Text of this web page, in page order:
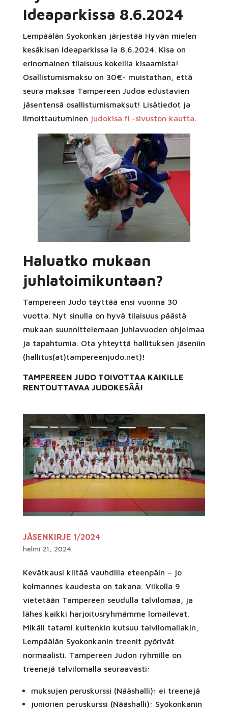
Ideaparkissa 8.6.2024
Lempäälän Syokonkan järjestää Hyvän mielen
kesäkisan Ideaparkissa la 8.6.2024. Kisa on
erinomainen tilaisuus kokeilla kisaamista!
Osallistumismaksu on 30€- muistathan, että
seura maksaa Tampereen Judoa edustavien
jäsentensä osallistumismaksut! Lisätiedot ja
ilmoittautuminen judokisa.fi -sivuston kautta.
Haluatko mukaan
juhlatoimikuntaan?
Tampereen Judo täyttää ensi vuonna 30
vuotta. Nyt sinulla on hyvä tilaisuus päästä
mukaan suunnittelemaan juhlavuoden ohjelmaa
ja tapahtumia. Ota yhteyttä hallituksen jäseniin
(hallitus(at)tampereenjudo.net)!
TAMPEREEN JUDO TOIVOTTAA KAIKILLE
RENTOUTTAVAA JUDOKESÄÄ!
JÄSENKIRJE 1/2024
helmi 21, 2024
Kevätkausi kiitää vauhdilla eteenpäin – jo
kolmannes kaudesta on takana. Viikolla 9
vietetään Tampereen seudulla talvilomaa, ja
lähes kaikki harjoitusryhmämme lomailevat.
Mikäli tatami kuitenkin kutsuu talvilomallakin,
Lempäälän Syokonkanin treenit pyörivät
normaalisti. Tampereen Judon ryhmille on
treenejä talvilomalla seuraavasti:
muksujen peruskurssi (Nääshalli): ei treenejä
juniorien peruskurssi (Nääshalli): Syokonkanin